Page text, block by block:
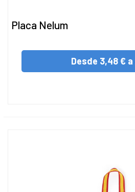
Placa Nelum
Desde 3,48 € a